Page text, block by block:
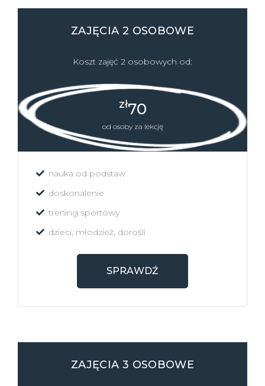
ZAJĘCIA 2 OSOBOWE
Koszt zajęć 2 osobowych od:
zł70
od osoby za lekcję
nauka od podstaw
doskonalenie
trening sportowy
dzieci, młodzież, dorośli
SPRAWDŹ
ZAJĘCIA 3 OSOBOWE